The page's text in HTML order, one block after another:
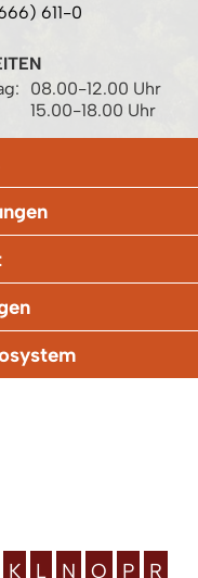
611-0
08.00-12.00 Uhr
15.00-18.00 Uhr
K L N O P
R